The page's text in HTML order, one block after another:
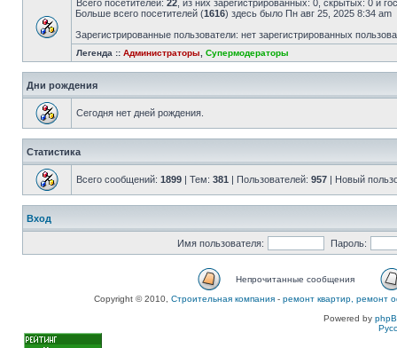
Всего посетителей: 22 , из них зарегистрированных: 0, скрытых: 0 и
Больше всего посетителей (1616) здесь было Пн авг 25, 2025 8:34 am
Зарегистрированные пользователи: нет зарегистрированных
Легенда :: Администраторы Супермодераторы
Дни рождения
Сегодня нет дней рождения.
Статистика
Всего сообщений: 1899 | Тем: 381 | Пользователей: 957 | Новый
Вход
Имя пользователя: Пароль:
Непрочитанные сообщения
Copyright © 2010, Строительная компания - ремонт квартир, ремонт
Powered by